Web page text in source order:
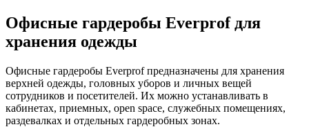
Офисные гардеробы Everprof для
хранения одежды
Офисные гардеробы Everprof предназначены для хранения
верхней одежды, головных уборов и личных вещей
сотрудников и посетителей. Их можно устанавливать в
кабинетах, приемных, open space, служебных помещениях,
раздевалках и отдельных гардеробных зонах.